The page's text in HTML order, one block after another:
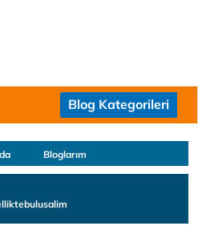
Blog Kategorileri
Bloglarım